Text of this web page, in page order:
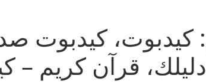
كيدبوت، كيدبوت
قرآن كريم –